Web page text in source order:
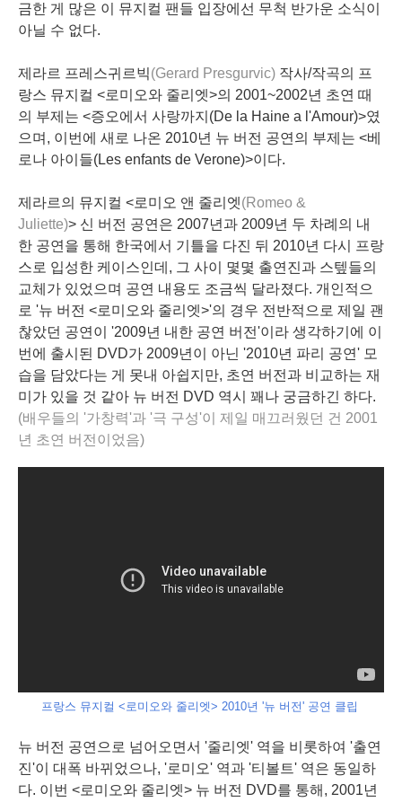
금한 게 많은 이 뮤지컬 팬들 입장에선 무척 반가운 소식이
아닐 수 없다.
제라르 프레스귀르빅(Gerard Presgurvic) 작사/작곡의 프
랑스 뮤지컬 <로미오와 줄리엣>의 2001~2002년 초연 때
의 부제는 <증오에서 사랑까지 (De la Haine a l'Amour)>였
으며, 이번에 새로 나온 2010년 뉴 버전 공연의 부제는 <베
로나 아이들(Les enfants de Verone)>이다.
제라르의 뮤지컬 <로미오 앤 줄리엣(Romeo &
Juliette)> 신 버전 공연은 2007년과 2009년 두 차례의 내
한 공연을 통해 한국에서 기틀을 다진 뒤 2010년 다시
프랑
스 로 입성한 케이스인데, 그 사이 몇몇 출연진과 스텦들의
교체가 있었으며 공연 내용 도 조금씩 달라졌다. 개인적으
로 '뉴 버전 <로미오와 줄리엣>'의 경우 전반적으로 제일 괜
찮았던 공연이 '2009년 내한 공연 버전'이라 생각하기에 이
번에 출시된 DVD가 2009년이 아닌 '2010년 파리 공연' 모
습을 담았다는 게 못내 아쉽지만, 초연 버전과 비교하는 재
미가 있을 것 같아 뉴 버전 DVD 역시 꽤나 궁금하긴 하다.
(배우들의 '가창력'과 '극 구성'이 제일 매끄러웠던 건 2001
년 초연 버전이었음)
프랑스 뮤지컬 <로미오와 줄리엣> 2010년 '뉴 버전' 공연 클립
뉴 버전 공연으로 넘어오면서 '줄리엣' 역을 비롯하여 '출연
진'이 대폭 바뀌었으나, '로미오' 역과 '티볼트' 역은 동일하
다. 이번 <로미오와 줄리엣> 뉴 버전 DVD를 통해, 2001년